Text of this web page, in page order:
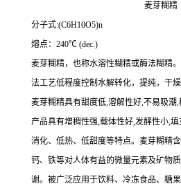
麦芽糊精
分子式:(C6H10O5)n
熔点：240℃ (dec.)
麦芽糊精，也称水溶性糊精或酶法糊精
法工艺低程度控制水解转化，提纯，干燥
麦芽糊精具有甜度低,溶解性好,不易吸潮
产品具有增稠性强,载体性好,发酵性小,
消化、低热、低甜度等特点。麦芽糊精
钙、铁等对人体有益的微量元素及矿物
谢。被广泛应用于饮料、冷冻食品、糖